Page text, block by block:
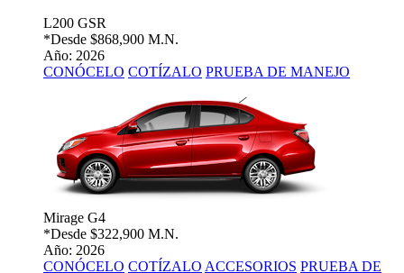
L200 GSR
*Desde $868,900 M.N.
Año: 2026
CONÓCELO COTÍZALO PRUEBA DE MANEJO
Mirage G4
*Desde $322,900 M.N.
Año: 2026
CONÓCELO COTÍZALO ACCESORIOS PRUEBA DE